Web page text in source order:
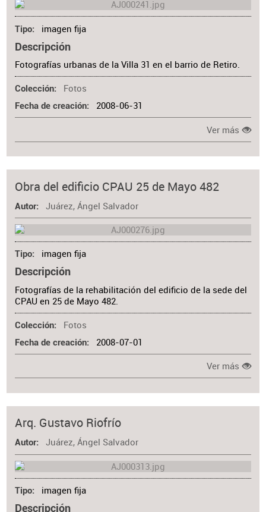
Tipo imagen fija
Descripción
Fotografías urbanas de la Villa 31 en el barrio de Retiro.
Colección Fotos
Fecha de creación 2008-06-31
Ver más
Obra del edificio CPAU 25 de Mayo 482
Autor Juárez, Ángel Salvador
Tipo imagen fija
Descripción
Fotografías de la rehabilitación del edificio de la sede del
CPAU en 25 de Mayo 482.
Colección Fotos
Fecha de creación 2008-07-01
Ver más
Arq. Gustavo Riofrío
Autor Juárez, Ángel Salvador
Tipo imagen fija
Descripción